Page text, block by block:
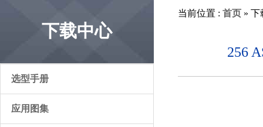
下载中心
选型手册
应用图集
当前位置 : 首页 » 下
256